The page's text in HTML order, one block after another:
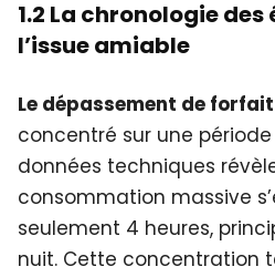
1.2 La chronologie
l’issue amiable
Le dépassement de
concentré sur une période
données techniques
consommation massive
seulement 4 heures,
nuit. Cette concentration